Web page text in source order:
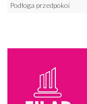
Podłoga przedpokoi